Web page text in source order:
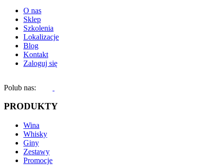
O nas
Sklep
Szkolenia
Lokalizacje
Blog
Kontakt
Zaloguj się
Polub nas:
PRODUKTY
Wina
Whisky
Giny
Zestawy
Promocje